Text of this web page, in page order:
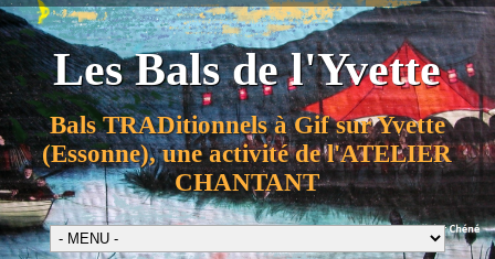
Les Bals de l'Yvette
Bals TRADitionnels à Gif sur Yvette
(Essonne), une activité de l'ATELIER
CHANTANT